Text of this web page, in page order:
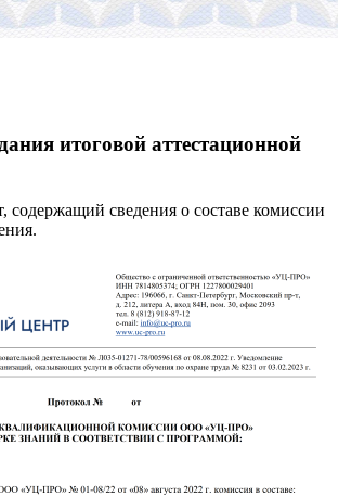
итоговой аттестационной
содержащий сведения о составе комиссии